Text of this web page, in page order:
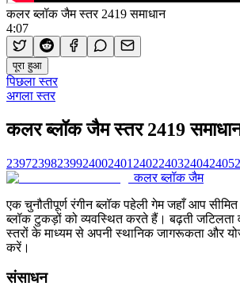
कलर ब्लॉक जैम स्तर 2419 समाधान
4:07
पूरा हुआ
पिछला स्तर
अगला स्तर
कलर ब्लॉक जैम स्तर 2419
23972398239924002401 2402240324042405
कलर ब्लॉक जैम
एक चुनौतीपूर्ण रंगीन ब्लॉक पहेली गेम जहाँ आप सीमित
ब्लॉक टुकड़ों को व्यवस्थित करते हैं। बढ़ती
स्तरों के माध्यम से अपनी स्थानिक जागरूकता और
करें।
संसाधन